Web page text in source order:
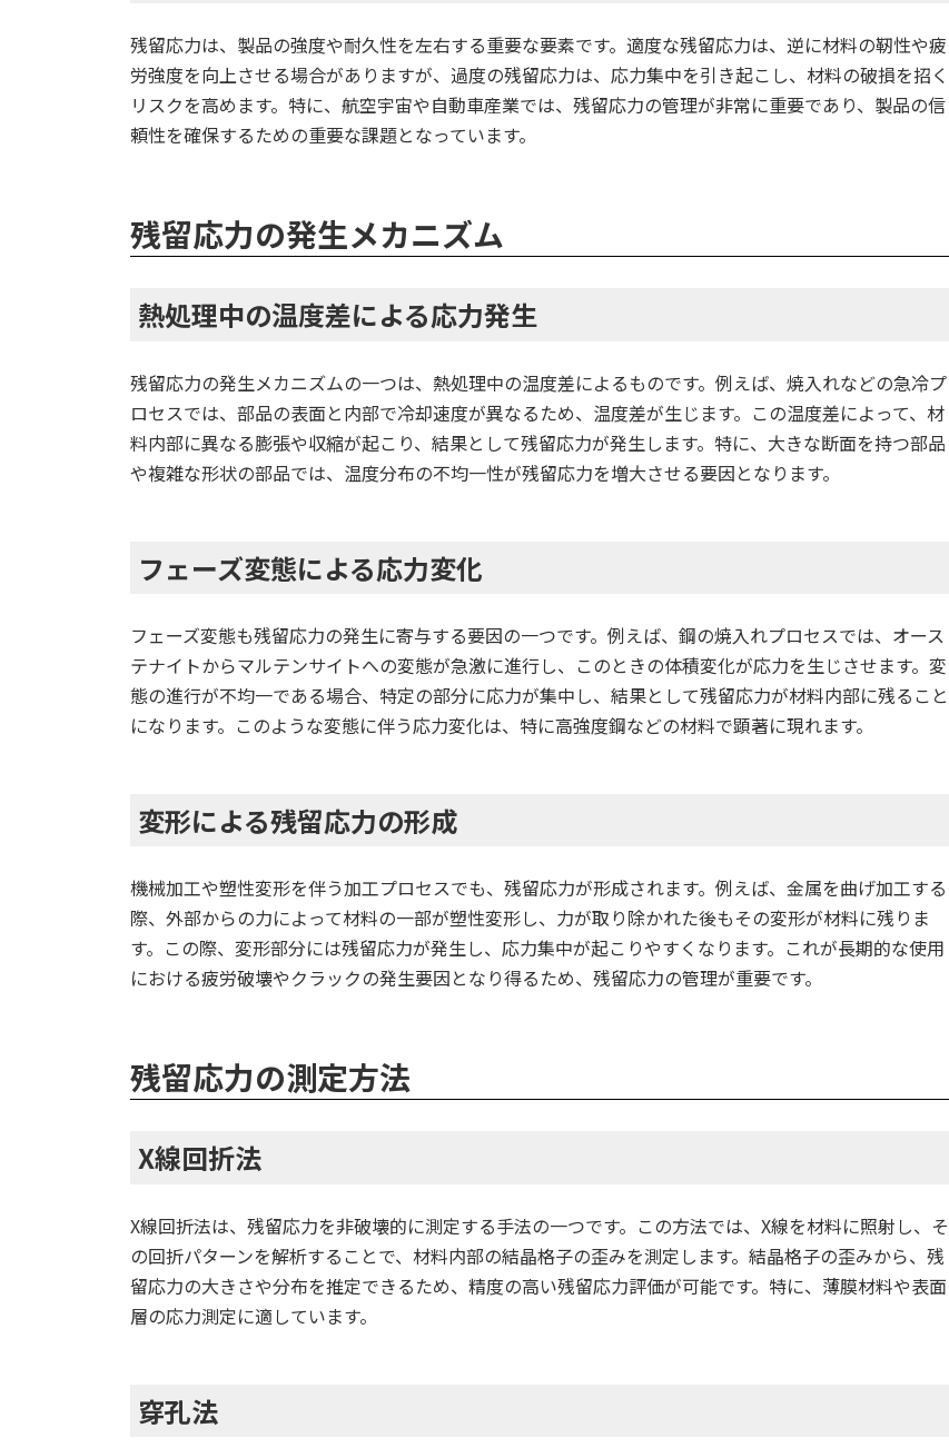
残留応力は、製品の強度や耐久性を左右する重要な要素です。適度な残留応力は、逆に材料の靭性や疲
労強度を向上させる場合がありますが、過度の残留応力は、応力集中を引き起こし、材料の破損を招く
リスクを高めます。特に、航空宇宙や自動車産業では、残留応力の管理が非常に重要であり、製品の信
頼性を確保するための重要な課題となっています。
残留応力の発生メカニズム
熱処理中の温度差による応力発生
残留応力の発生メカニズムの一つは、熱処理中の温度差によるものです。例えば、焼入れなどの急冷プ
ロセスでは、部品の表面と内部で冷却速度が異なるため、温度差が生じます。この温度差によって、材
料内部に異なる膨張や収縮が起こり、結果として残留応力が発生します。特に、大きな断面を持つ部品
や複雑な形状の部品では、温度分布の不均一性が残留応力を増大させる要因となります。
フェーズ変態による応力変化
フェーズ変態も残留応力の発生に寄与する要因の一つです。例えば、鋼の焼入れプロセスでは、オース
テナイトからマルテンサイトへの変態が急激に進行し、このときの体積変化が応力を生じさせます。変
態の進行が不均一である場合、特定の部分に応力が集中し、結果として残留応力が材料内部に残ること
になります。このような変態に伴う応力変化は、特に高強度鋼などの材料で顕著に現れます。
変形による残留応力の形成
機械加工や塑性変形を伴う加工プロセスでも、残留応力が形成されます。例えば、金属を曲げ加工する
際、外部からの力によって材料の一部が塑性変形し、力が取り除かれた後もその変形が材料に残りま
す。この際、変形部分には残留応力が発生し、応力集中が起こりやすくなります。これが長期的な使用
における疲労破壊やクラックの発生要因となり得るため、残留応力の管理が重要です。
残留応力の測定方法
X線回折法
X線回折法は、残留応力を非破壊的に測定する手法の一つです。この方法では、X線を材料に照射し、そ
の回折パターンを解析することで、材料内部の結晶格子の歪みを測定します。結晶格子の歪みから、残
留応力の大きさや分布を推定できるため、精度の高い残留応力評価が可能です。特に、薄膜材料や表面
層の応力測定に適しています。
穿孔法